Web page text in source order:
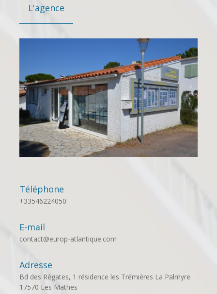
L'agence
Téléphone
+33546224050
E-mail
contact@europ-atlantique.com
Adresse
Bd des Régates, 1 résidence les Trémières La Palmyre
17570 Les Mathes